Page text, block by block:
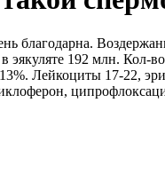
благодарна.
эякуляте 192 млн.
Лейкоциты 17-22,